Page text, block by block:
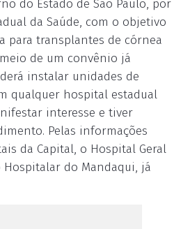
do Estado de São Paulo, por
da Saúde, com o objetivo
para transplantes de córnea
de um convênio já
instalar unidades de
qualquer hospital estadual
interesse e tiver
Pelas informações
da Capital, o Hospital Geral
Hospitalar do Mandaqui, já